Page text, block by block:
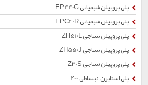
پلی پروپیلن شیمیایی EP440G
پلی پروپیلن شیمیایی EPC40R
پلی پروپیلن نساجی ZH510L
پلی پروپیلن نساجی ZH550J
پلی پروپیلن نساجی Z30S
پلی استایرن انبساطی 400